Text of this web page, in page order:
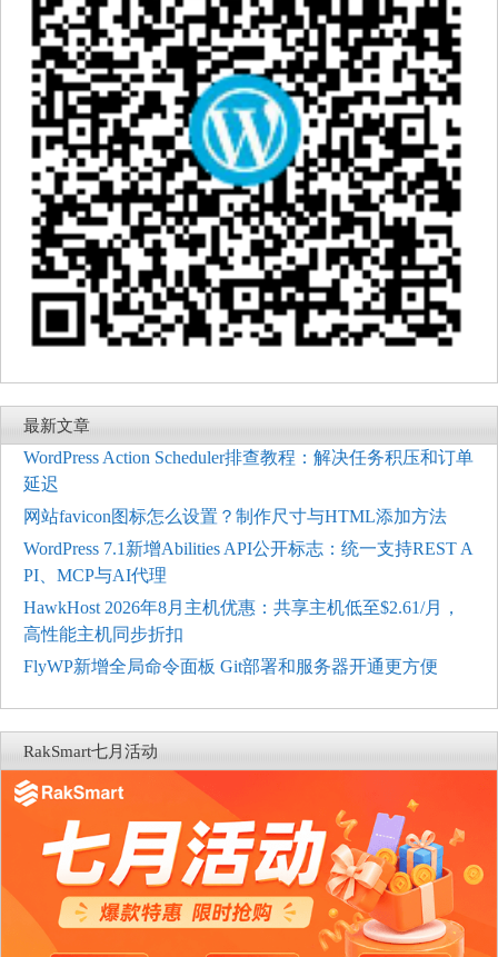
最新文章
WordPress Action Scheduler排查教程：解决任务积压和订单
延迟
网站favicon图标怎么设置？制作尺寸与HTML添加方法
WordPress 7.1新增Abilities API公开标志：统一支持REST A
PI、MCP与AI代理
HawkHost 2026年8月主机优惠：共享主机低至$2.61/月，
高性能主机同步折扣
FlyWP新增全局命令面板 Git部署和服务器开通更方便
RakSmart七月活动